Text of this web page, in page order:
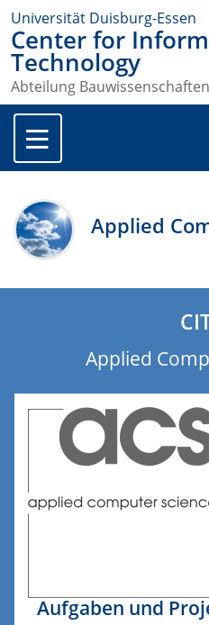
Universität Duisburg-Essen
Center for
Technology
Abteilung Bauwissenschaften
Applied
Applied
Aufgaben und